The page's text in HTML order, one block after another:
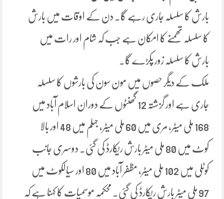
بارش کا سلسلہ جاری رہے گا۔ دن کے اوقات میں بارش
کا سلسلہ تھمنے کا امکان ہے جب کہ شام اور رات میں
بارش کا سلسلہ زور پکڑے گا۔
ملک کے دیگر حصوں میں مون سون کی بارشوں کا سلسلہ
جاری ہے اور گزشتہ 12 گھنٹوں کے دوران اسلام آباد میں
168 ملی میٹر، مری میں 60 ملی میٹر، جہلم میں 48 اور بالا
کوٹ میں 80 ملی میٹر بارش ریکارڈ کی گئی۔ دوسری جانب
کوٹلی میں 102 ملی میٹر، مظفر آباد میں 80 اور سیالکوٹ میں
97 ملی میٹر بارش ریکارڈ کی گئی۔ محکمہ موسمیات کا کہنا ہے کہ